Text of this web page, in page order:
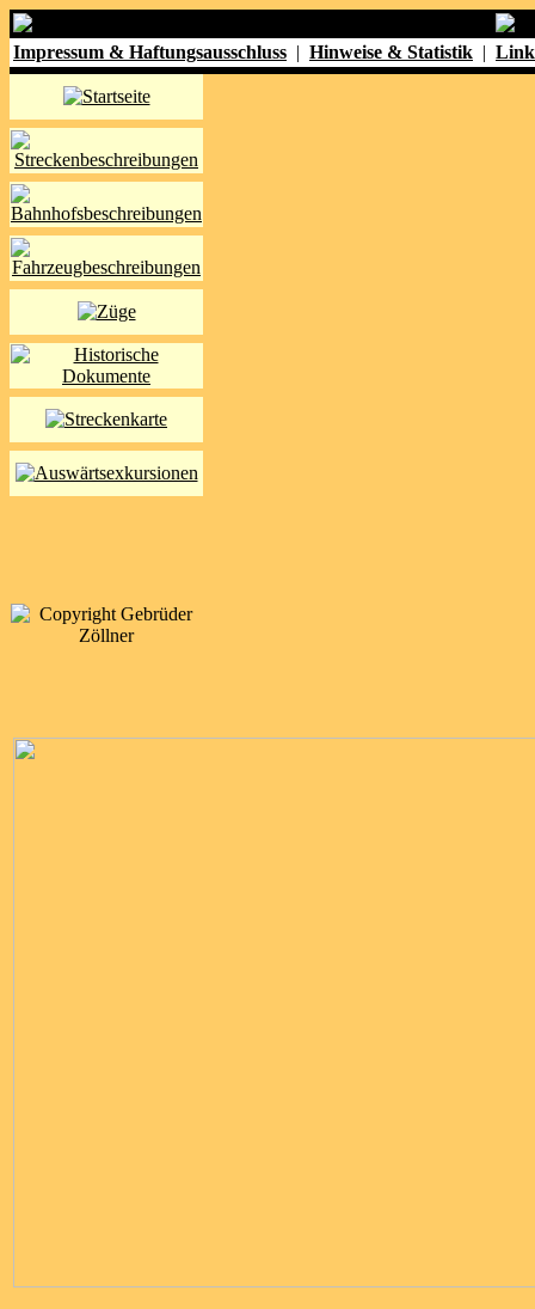
Impressum & Haftungsausschluss | Hinweise & Statistik |